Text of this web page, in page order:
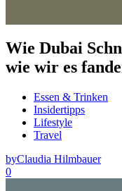
Wie Dubai
wie wir es
Essen & Trinken
Insidertipps
Lifestyle
Travel
byClaudia Hilmbauer
0